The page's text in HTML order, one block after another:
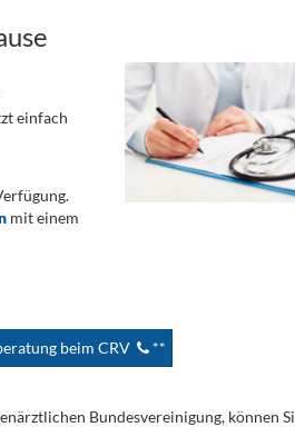
einfach
mit einem
beim CRV **
Bundesvereinigung, können